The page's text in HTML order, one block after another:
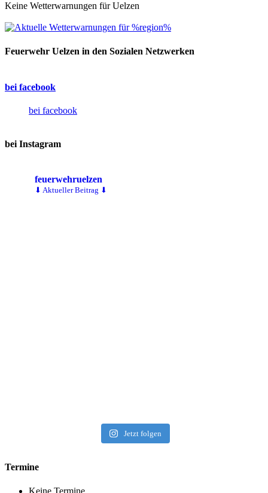
Keine Wetterwarnungen für Uelzen
Feuerwehr Uelzen in den Sozialen Netzwerken
bei facebook
bei facebook
bei Instagram
feuerwehruelzen
⬇ Aktueller Beitrag ⬇
Jetzt folgen
Termine
Keine Termine